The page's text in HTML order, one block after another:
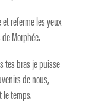
referme les yeux
Morphée.
tes bras je puisse
de nous,
le temps.